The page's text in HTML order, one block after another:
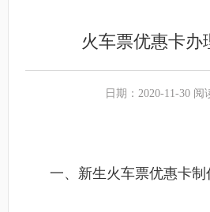
火车票优惠卡办
日期：2020-11-30 阅
一、新生火车票优惠卡制